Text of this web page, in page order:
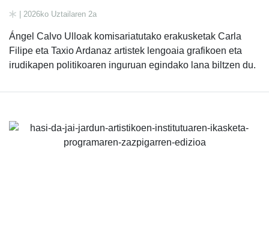
| 2026ko Uztailaren 2a
Ángel Calvo Ulloak komisariatutako erakusketak Carla
Filipe eta Taxio Ardanaz artistek lengoaia grafikoen eta
irudikapen politikoaren inguruan egindako lana biltzen du.